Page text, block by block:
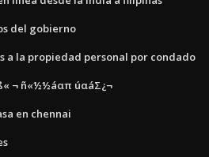
del gobierno
a la propiedad personal por condado
¬ ñ«½½áαπ úαáΣ¿¬
en chennai